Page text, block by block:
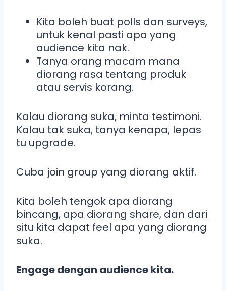
Kita boleh buat polls dan surveys,
untuk kenal pasti apa yang
audience kita nak.
Tanya orang macam mana
diorang rasa tentang produk
atau servis korang.
Kalau diorang suka, minta testimoni.
Kalau tak suka, tanya kenapa, lepas
tu upgrade.
Cuba join group yang diorang aktif.
Kita boleh tengok apa diorang
bincang, apa diorang share, dan dari
situ kita dapat feel apa yang diorang
suka.
Engage dengan audience kita.